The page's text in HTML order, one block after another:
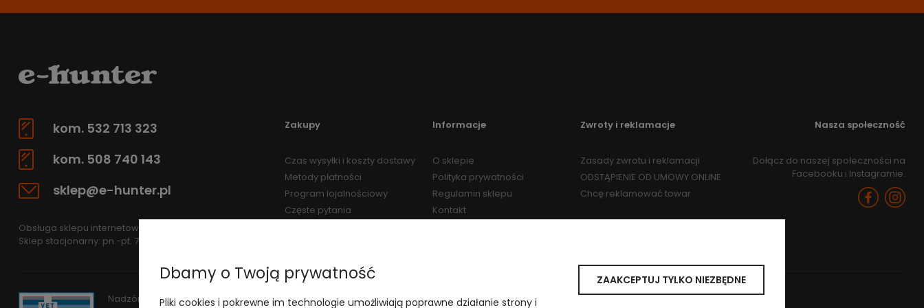
kom. 532 713 323
kom. 508 740 143
sklep@e-hunter.pl
Obsługa sklepu internetowego: pn.-pt 7.30-15.30
Sklep stacjonarny: pn.-pt. 7.30-15.30
Zakupy
Czas wysyłki i koszty dostawy
Metody płatności
Program lojalnościowy
Częste pytania
Informacje
O sklepie
Polityka prywatności
Regulamin sklepu
Kontakt
Zwroty i reklamacje
Zasady zwrotu i reklamacji
ODSTĄPIENIE OD UMOWY ONLINE
Chcę reklamować towar
Nasza społeczność
Dołącz do naszej społeczności na
Facebooku i Instagramie.
Nadzór nad obrotem produktami leczniczymi weterynaryjnymi
Dbamy o Twoją prywatność
Pliki cookies i pokrewne im technologie umożliwiają poprawne działanie strony i
ZAAKCEPTUJ TYLKO NIEZBĘDNE